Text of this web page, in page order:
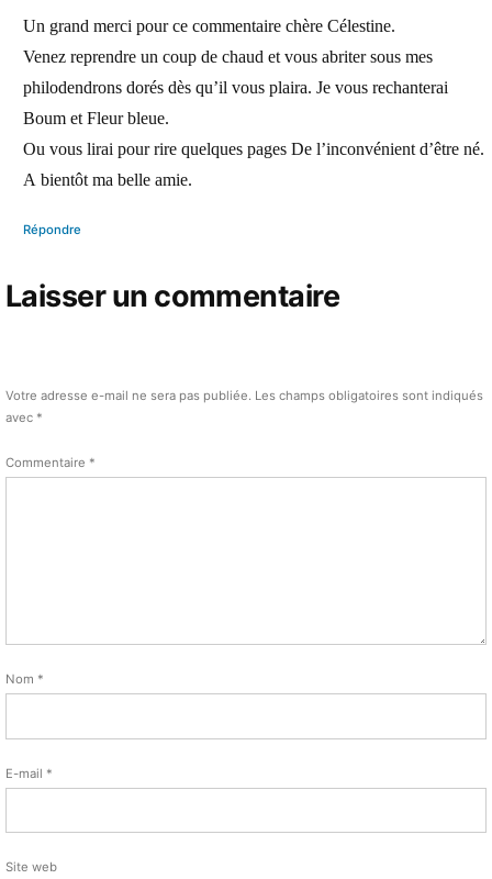
dit :
Un grand merci pour ce commentaire chère Célestine.
Venez reprendre un coup de chaud et vous abriter sous mes
philodendrons dorés dès qu’il vous plaira. Je vous rechanterai
Boum et Fleur bleue.
Ou vous lirai pour rire quelques pages De l’inconvénient d’être né.
A bientôt ma belle amie.
Répondre
Laisser un commentaire
Votre adresse e-mail ne sera pas publiée. Les champs obligatoires sont indiqués
avec *
Commentaire *
Nom *
E-mail *
Site web